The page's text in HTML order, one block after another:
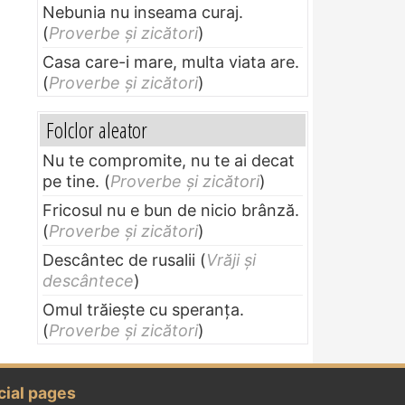
Nebunia nu inseama curaj.
(Proverbe și zicători)
Casa care-i mare, multa viata are.
(Proverbe și zicători)
Folclor aleator
Nu te compromite, nu te ai decat
pe tine. (Proverbe și zicători)
Fricosul nu e bun de nicio brânză.
(Proverbe și zicători)
Descântec de rusalii (Vrăji și
descântece)
Omul trăieşte cu speranţa.
(Proverbe și zicători)
pages